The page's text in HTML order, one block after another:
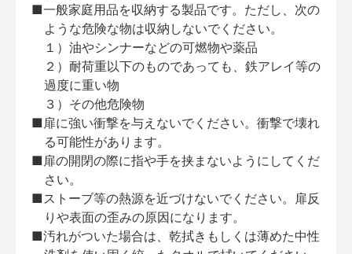
■一般家庭用品を収納する製品です。ただし、次の
ような危険な物は収納しないでください。
１）油やシンナーなどの可燃物や薬品
２）耐荷重以下のものであっても、鉄アレイ等の
過度に重い物
３）その他危険物
■扉に強い衝撃を与えないでください。衝撃で壊れ
る可能性があります。
■扉の開閉の際に指や手を挟まないようにしてくだ
さい。
■ストーブ等の熱源を近づけないでください。扉反
りや表面の歪みの原因になります。
■汚れがついた場合は、乾拭きもしくは薄めた中性